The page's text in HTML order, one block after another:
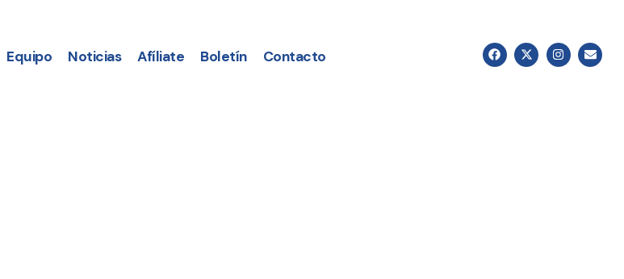
Equipo Noticias Afíliate Boletín Contacto